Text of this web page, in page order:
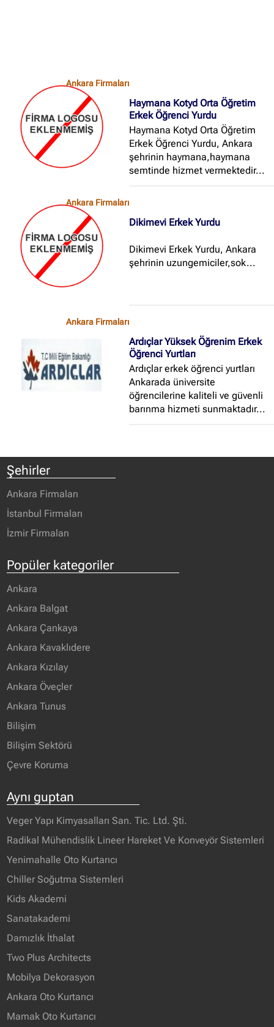
Ankara Firmaları
Haymana Kotyd Orta Öğretim
Erkek Öğrenci Yurdu
Haymana Kotyd Orta Öğretim
Erkek Öğrenci Yurdu, Ankara
şehrinin haymana,haymana
semtinde hizmet vermektedir...
Ankara Firmaları
Dikimevi Erkek Yurdu
Dikimevi Erkek Yurdu, Ankara
şehrinin uzungemiciler,sok...
Ankara Firmaları
Ardıçlar Yüksek Öğrenim Erkek
Öğrenci Yurtları
Ardıçlar erkek öğrenci yurtları
Ankarada üniversite
öğrencilerine kaliteli ve güvenli
barınma hizmeti sunmaktadır...
Şehirler
Ankara Firmaları
İstanbul Firmaları
İzmir Firmaları
Popüler kategoriler
Ankara
Ankara Balgat
Ankara Çankaya
Ankara Kavaklıdere
Ankara Kızılay
Ankara Öveçler
Ankara Tunus
Bilişim
Bilişim Sektörü
Çevre Koruma
Aynı guptan
Veger Yapı Kimyasalları San. Tic. Ltd. Şti.
Radikal Mühendislik Lineer Hareket Ve Konveyör Sistemleri
Yenimahalle Oto Kurtarıcı
Chiller Soğutma Sistemleri
Kids Akademi
Sanatakademi
Damızlık İthalat
Two Plus Architects
Mobilya Dekorasyon
Ankara Oto Kurtarıcı
Mamak Oto Kurtarıcı